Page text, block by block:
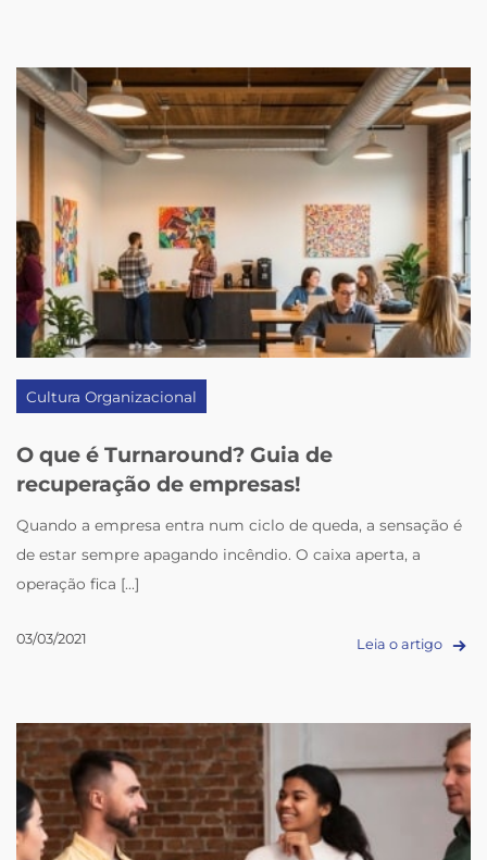
Cultura Organizacional
O que é Turnaround? Guia de
recuperação de empresas!
Quando a empresa entra num ciclo de queda, a sensação é
de estar sempre apagando incêndio. O caixa aperta, a
operação fica [...]
03/03/2021 Leia o artigo